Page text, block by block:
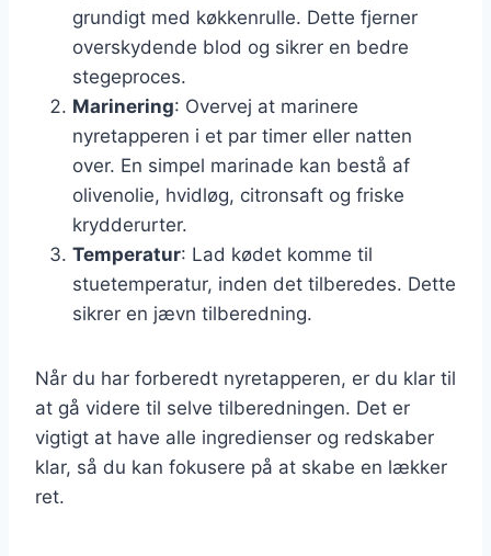
grundigt med køkkenrulle. Dette fjerner
overskydende blod og sikrer en bedre
stegeproces.
Marinering: Overvej at marinere
nyretapperen i et par timer eller natten
over. En simpel marinade kan bestå af
olivenolie, hvidløg, citronsaft og friske
krydderurter.
Temperatur: Lad kødet komme til
stuetemperatur, inden det tilberedes. Dette
sikrer en jævn tilberedning.
Når du har forberedt nyretapperen, er du klar til
at gå videre til selve tilberedningen. Det er
vigtigt at have alle ingredienser og redskaber
klar, så du kan fokusere på at skabe en lækker
ret.